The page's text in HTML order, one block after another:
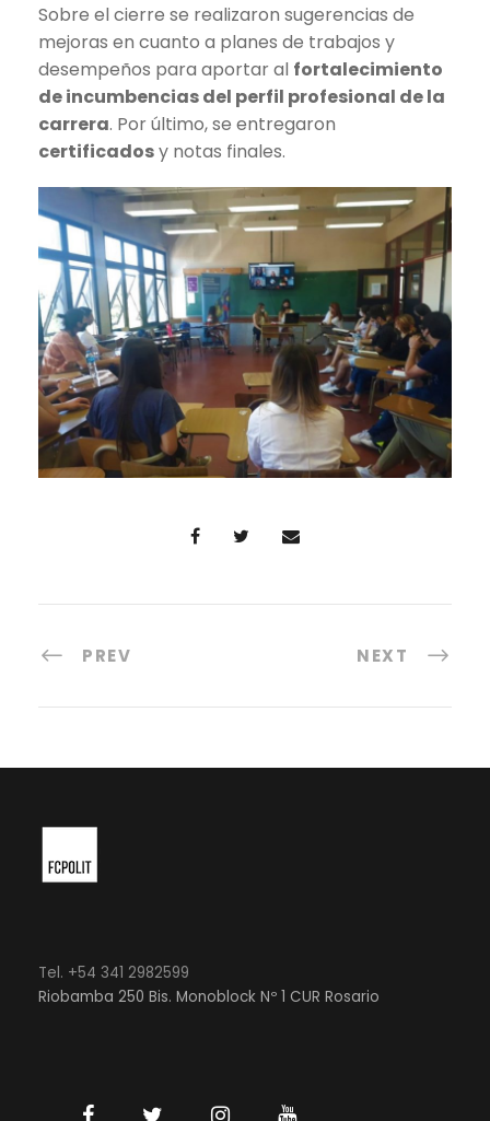
Sobre el cierre se realizaron sugerencias de
mejoras en cuanto a planes de trabajos y
desempeños para aportar al fortalecimiento
de incumbencias del perfil profesional de la
carrera. Por último, se entregaron
certificadosy notas finales.
PREV NEXT
Tel. +54 341 2982599
Riobamba 250 Bis. Monoblock Nº 1 CUR Rosario